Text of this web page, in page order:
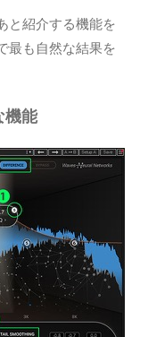
と紹介する機能を
最も自然な結果を
能